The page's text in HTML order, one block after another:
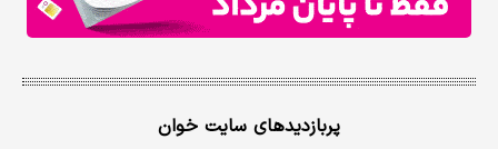
پربازدیدهای سایت خوان